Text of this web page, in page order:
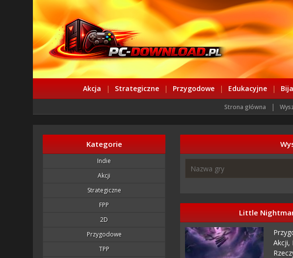
Akcja | Strategiczne | Przygodowe | Edukacyjne |
Strona główna |
Kategorie
Indie
Akcji
Strategiczne
FPP
2D
Przygodowe
TPP
Little
Akcji,